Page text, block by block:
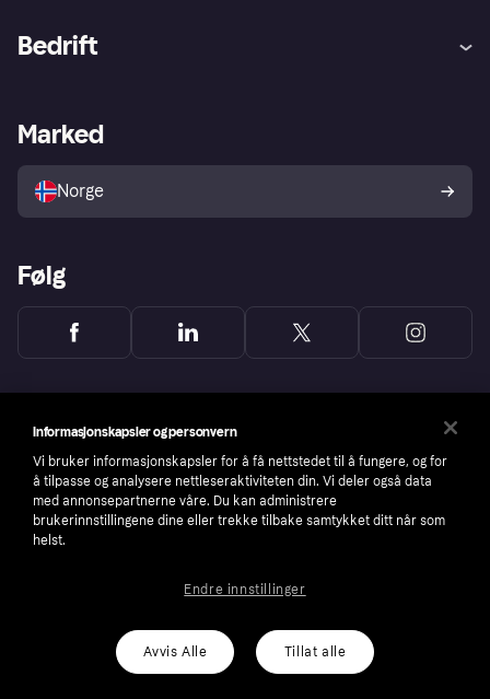
Utforsk butikker
Bedrift
Merchant portal
Marked
Norge
Følg
number: 556737-0431
Cookies Klarna.com
Informasjonskapsler og personvern
Vi bruker informasjonskapsler for å få nettstedet til å fungere, og for
å tilpasse og analysere nettleseraktiviteten din. Vi deler også data
med annonsepartnerne våre. Du kan administrere
brukerinnstillingene dine eller trekke tilbake samtykket ditt når som
helst.
Avvis Alle Tillat alle
Endre innstillinger